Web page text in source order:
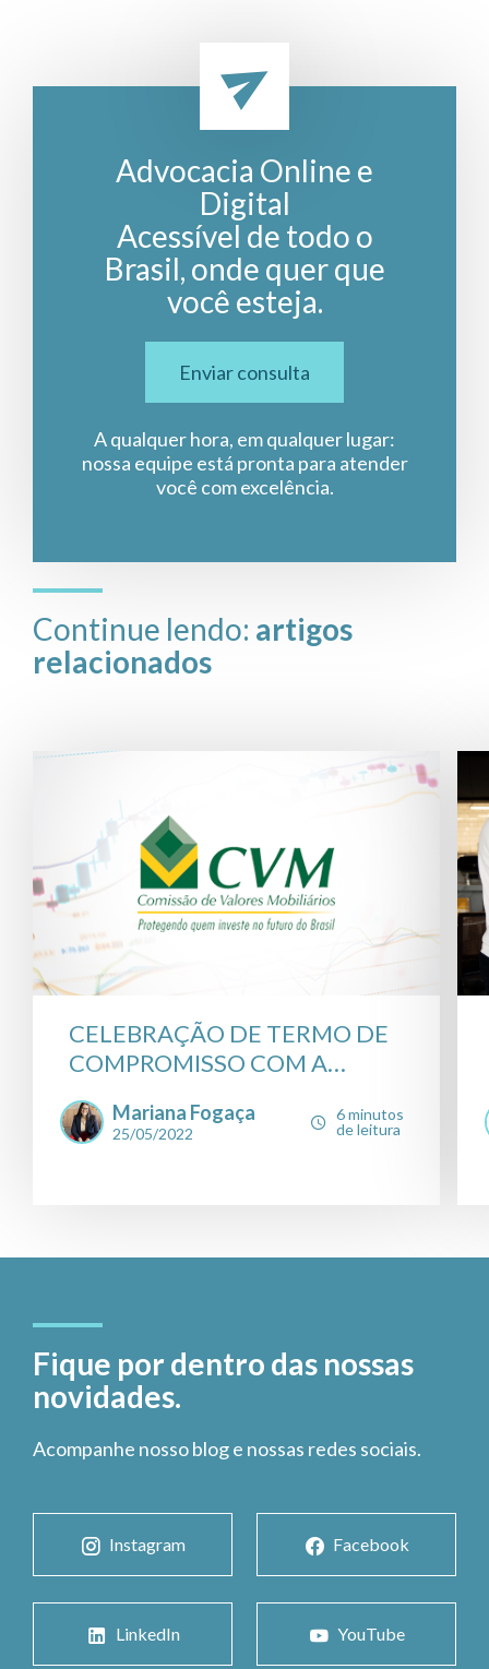
Advocacia Online e
Digital
Acessível de todo o
Brasil, onde quer que
você esteja.
Enviar consulta
A qualquer hora, em qualquer lugar:
nossa equipe está pronta para atender
você com excelência.
Continue lendo: artigos
relacionados
CELEBRAÇÃO DE TERMO DE
COMPROMISSO COM A
Mariana Fogaça
25/05/2022
6 minutos
de leitura
Fique por dentro das nossas
novidades.
Acompanhe nosso blog e nossas redes sociais.
Instagram Facebook
LinkedIn YouTube